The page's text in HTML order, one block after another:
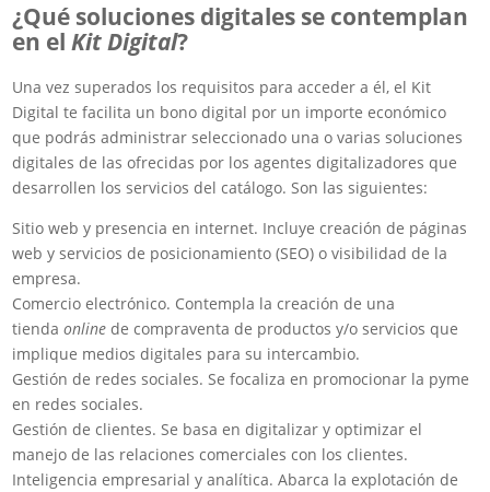
¿Qué soluciones digitales se contemplan
en el Kit Digital?
Una vez superados los requisitos para acceder a él, el Kit
Digital te facilita un bono digital por un importe económico
que podrás administrar seleccionado una o varias soluciones
digitales de las ofrecidas por los agentes digitalizadores que
desarrollen los servicios del catálogo. Son las siguientes:
Sitio web y presencia en internet. Incluye creación de páginas
web y servicios de posicionamiento (SEO) o visibilidad de la
empresa.
Comercio electrónico. Contempla la creación de una
tiendaonline de compraventa de productos y/o servicios que
implique medios digitales para su intercambio.
Gestión de redes sociales. Se focaliza en promocionar la pyme
en redes sociales.
Gestión de clientes. Se basa en digitalizar y optimizar el
manejo de las relaciones comerciales con los clientes.
Inteligencia empresarial y analítica. Abarca la explotación de